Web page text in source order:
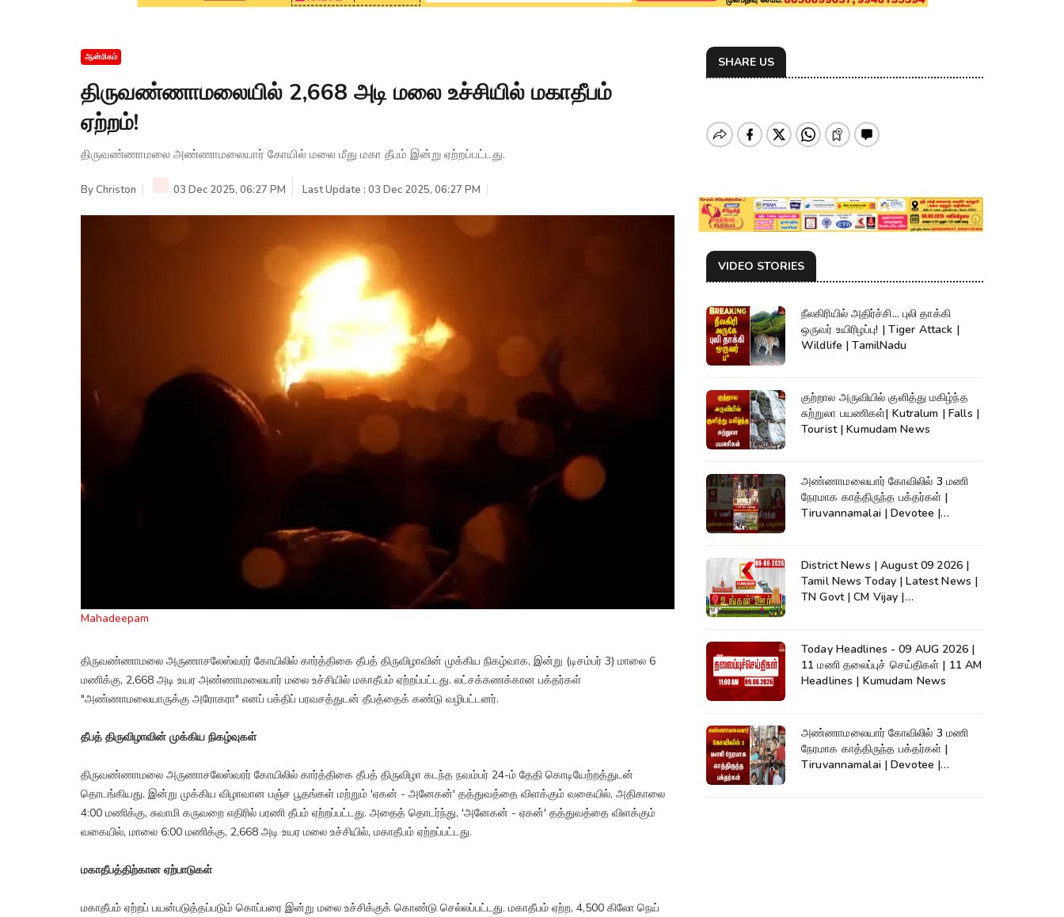
ஆன்மிகம்
திருவண்ணாமலையில் 2,668 அடி மலை உச்சியில் மகாதீபம்
ஏற்றம்!
திருவண்ணாமலை அண்ணாமலையார் கோயில் மலை மீது மகா தீபம் இன்று ஏற்றப்பட்டது.
ByChriston 03 Dec 2025, 06:27 PM Last Update : 03 Dec 2025, 06:27 PM
Mahadeepam
திருவண்ணாமலை அருணாசலேஸ்வரர் கோயிலில் கார்த்திகை தீபத் திருவிழாவின் முக்கிய நிகழ்வாக, இன்று (டிசம்பர் 3) மாலை 6
மணிக்கு, 2,668 அடி உயர அண்ணாமலையார் மலை உச்சியில் மகாதீபம் ஏற்றப்பட்டது. லட்சக்கணக்கான பக்தர்கள்
"அண்ணாமலையாருக்கு அரோகரா" எனப் பக்திப் பரவசத்துடன் தீபத்தைக் கண்டு வழிபட்டனர்.
தீபத் திருவிழாவின் முக்கிய நிகழ்வுகள்
திருவண்ணாமலை அருணாசலேஸ்வரர் கோயிலில் கார்த்திகை தீபத் திருவிழா கடந்த நவம்பர் 24-ம் தேதி கொடியேற்றத்துடன்
தொடங்கியது. இன்று முக்கிய விழாவான பஞ்ச பூதங்கள் மற்றும் 'ஏகன் - அனேகன்' தத்துவத்தை விளக்கும் வகையில், அதிகாலை
4:00 மணிக்கு, சுவாமி கருவறை எதிரில் பரணி தீபம் ஏற்றப்பட்டது. அதைத் தொடர்ந்து, 'அனேகன் - ஏகன்' தத்துவத்தை விளக்கும்
வகையில், மாலை 6:00 மணிக்கு, 2,668 அடி உயர மலை உச்சியில், மகாதீபம் ஏற்றப்பட்டது.
மகாதீபத்திற்கான ஏற்பாடுகள்
மகாதீபம் ஏற்றப் பயன்படுத்தப்படும் கொப்பரை இன்று மலை உச்சிக்குக் கொண்டு செல்லப்பட்டது. மகாதீபம் ஏற்ற, 4,500 கிலோ நெய்
SHARE US
VIDEO STORIES
நீலகிரியில் அதிர்ச்சி... புலி தாக்கி
ஒருவர் உயிரிழப்பு! | Tiger Attack |
Wildlife | TamilNadu
குற்றால அருவியில் குளித்து மகிழ்ந்த
சுற்றுலா பயணிகள்| Kutralum | Falls |
Tourist | Kumudam News
அண்ணாமலையார் கோவிலில் 3 மணி
நேரமாக காத்திருந்த பக்தர்கள் |
Tiruvannamalai | Devotee |
District News | August 09 2026 |
Tamil News Today | Latest News |
TN Govt | CM Vijay |
Today Headlines - 09 AUG 2026 |
11 மணி தலைப்புச் செய்திகள் | 11 AM
Headlines | Kumudam News
அண்ணாமலையார் கோவிலில் 3 மணி
நேரமாக காத்திருந்த பக்தர்கள் |
Tiruvannamalai | Devotee |